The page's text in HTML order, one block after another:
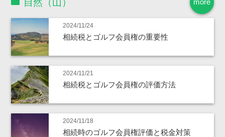
more
自然（山）
2024/11/24
相続税とゴルフ会員権の重要性
2024/11/21
相続税とゴルフ会員権の評価方法
2024/11/18
相続時のゴルフ会員権評価と税金対策